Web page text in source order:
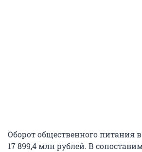
Оборот общественного питания в
17 899,4 млн рублей. В